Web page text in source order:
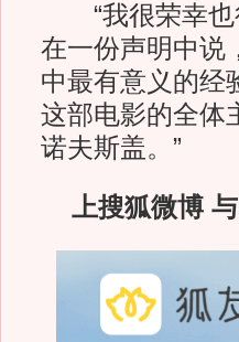
“我很荣幸也
在一份声明中说
中最有意义的经
这部电影的全体
诺夫斯盖。”
上搜狐微博 与